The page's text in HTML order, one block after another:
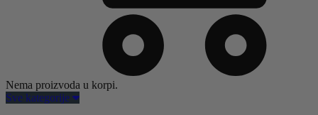
Nema proizvoda u korpi.
Sve kategorije